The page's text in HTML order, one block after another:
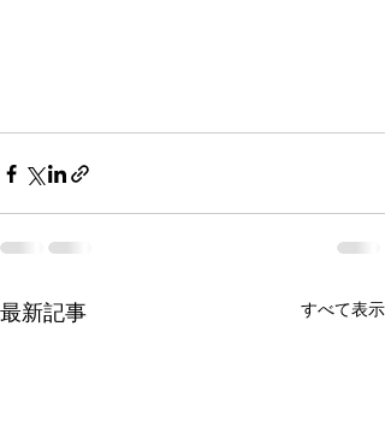
最新記事 すべて表示